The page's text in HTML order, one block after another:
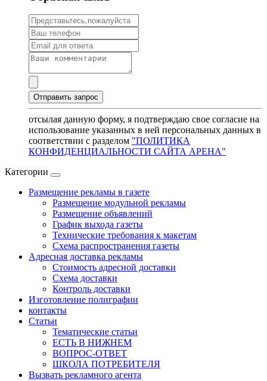
отсылая данную форму, я подтверждаю свое согласие на
использование указанных в ней персональных данных в
соответствии с разделом "ПОЛИТИКА
КОНФИДЕНЦИАЛЬНОСТИ САЙТА АРЕНА"
Категории
Размещение рекламы в газете
Размещение модульной рекламы
Размещение объявлений
График выхода газеты
Технические требования к макетам
Схема распространения газеты
Адресная доставка рекламы
Стоимость адресной доставки
Схема доставки
Контроль доставки
Изготовление полиграфии
контакты
Статьи
Тематические статьи
ЕСТЬ В НИЖНЕМ
ВОПРОС-ОТВЕТ
ШКОЛА ПОТРЕБИТЕЛЯ
Вызвать рекламного агента